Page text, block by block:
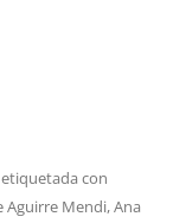
con
Aguirre Mendi,Ana